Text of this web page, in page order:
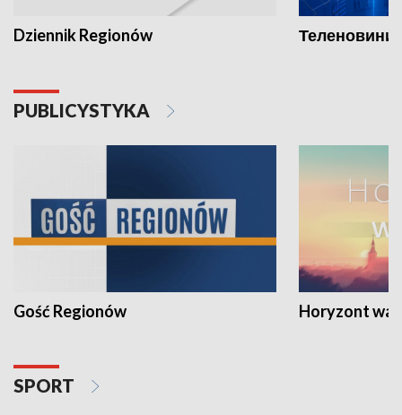
Dziennik Regionów Теленовини
PUBLICYSTYKA
Gość Regionów Horyzont
SPORT